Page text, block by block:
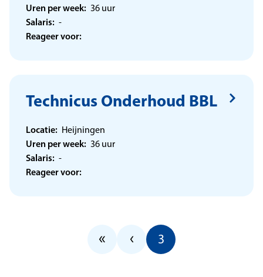
Uren per week: 36 uur
Salaris: -
Reageer voor:
Technicus Onderhoud BBL
Locatie: Heijningen
Uren per week: 36 uur
Salaris: -
Reageer voor:
« Eerste pagina
‹Vorige pagina,
3Huidige pagina,